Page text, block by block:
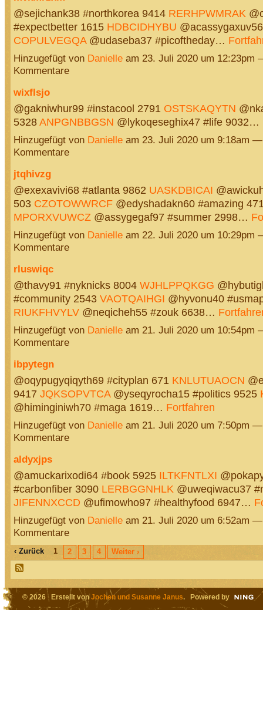
@sejichank38 #northkorea 9414 RERHPWMRAK
#expectbetter 1615 HDBCIDHYBU
COPULVEGQA@udaseba37 #picoftheday…
Hinzugefügt von Danielleam 23. Juli 2020 um 12:23pm
Kommentare
wixflsjo
@gakniwhur99 #instacool 2791 OSTSKAQYTN
5328ANPGNBBGSN @lykoqeseghix47 #life 9032…
Hinzugefügt von Danielleam 23. Juli 2020 um 9:18am —
Kommentare
jtqhivzg
@exexavivi68 #atlanta 9862 UASKDBICAI
503 CZOTOWWRCF@edyshadakn60 #amazing
MPORXVUWCZ@assygegaf97 #summer 2998…
Hinzugefügt von Danielleam 22. Juli 2020 um 10:29pm
Kommentare
rluswiqc
@thavy91 #nyknicks 8004 WJHLPPQKGG
#community 2543 VAOTQAIHGI @hyvonu40
RIUKFHVYLV@neqicheh55 #zouk 6638…
Hinzugefügt von Danielleam 21. Juli 2020 um 10:54pm
Kommentare
ibpytegn
@oqypugyqiqyth69 #cityplan 671 KNLUTUAOCN
9417 JQKSOPVTCA@yseqyrocha15 #politics 9525
@himinginiwh70 #maga 1619… Fortfahren
Hinzugefügt von Danielleam 21. Juli 2020 um 7:50pm —
Kommentare
aldyxjps
@amuckarixodi64 #book 5925 ILTKFNTLXI
#carbonfiber 3090 LERBGGNHLK @uweqiwacu37
JIFENNXCCD @ufimowho97 #healthyfood 6947…
Hinzugefügt von Danielleam 21. Juli 2020 um 6:52am —
Kommentare
‹ Zurück 1 2 3 4 Weiter ›
© 2026 Erstellt vonJochen und Susanne Janus. Powered by